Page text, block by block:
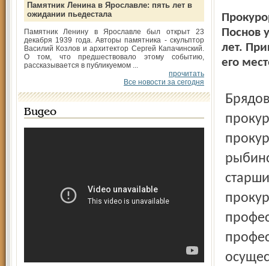
Памятник Ленина в Ярославле: пять лет в
ожидании пьедестала
Памятник Ленину в Ярославле был открыт 23
декабря 1939 года. Авторы памятника - скульптор
Василий Козлов и архитектор Сергей Капачинский.
О том, что предшествовало этому событию,
рассказывается в публикуемом ...
прочитать
Все новости за сегодня
Видео
Поснов
лет.
его
Брядовой родился в 1969 году в Рыбинске. В органах